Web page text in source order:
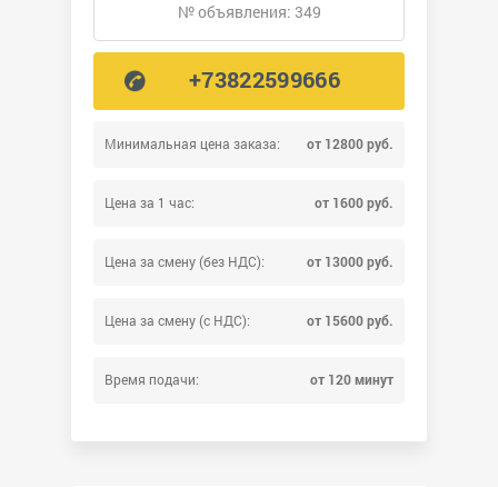
Минимальная цена заказа: от 12800 руб.
Цена за 1 час: от 1600 руб.
Цена за смену (без НДС): от 13000 руб.
Цена за смену (с НДС): от 15600 руб.
Время подачи: от 120 минут
№ объявления: 349
+73822599666